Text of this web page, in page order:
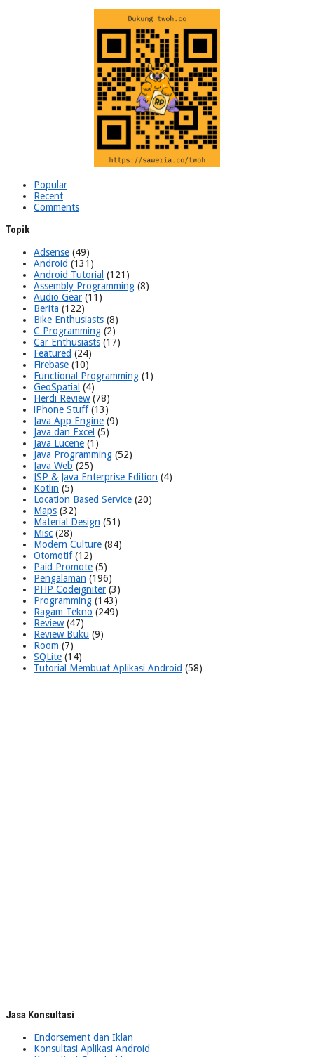
Popular
Recent
Comments
Topik
Adsense (49)
Android (131)
Android Tutorial (121)
Assembly Programming (8)
Audio Gear (11)
Berita (122)
Bike Enthusiasts (8)
C Programming (2)
Car Enthusiasts (17)
Featured (24)
Firebase (10)
Functional Programming (1)
GeoSpatial (4)
Herdi Review(78)
iPhone Stuff(13)
Java App Engine (9)
Java dan Excel (5)
Java Lucene (1)
Java Programming (52)
Java Web (25)
JSP & Java Enterprise Edition (4)
Kotlin (5)
Location Based Service (20)
Maps (32)
Material Design (51)
Misc (28)
Modern Culture (84)
Otomotif(12)
Paid Promote (5)
Pengalaman (196)
PHP Codeigniter (3)
Programming (143)
Ragam Tekno (249)
Review(47)
Review Buku (9)
Room (7)
SQLite (14)
Tutorial Membuat Aplikasi Android (58)
Jasa Konsultasi
Endorsement dan Iklan
Konsultasi Aplikasi Android